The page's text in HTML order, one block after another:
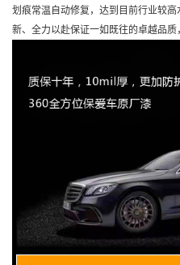
划痕常温自动修复，达到目前行业较
新、全力以赴保证一如既往的卓越品质